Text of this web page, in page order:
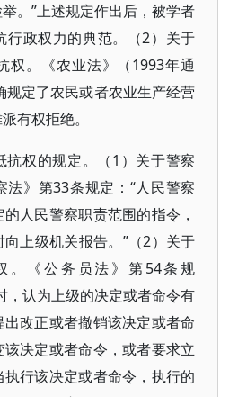
。”上述规定作出后，被学者
行政权力的典范。（2）关于
权。《农业法》（1993年通
规定了农民或者农业生产经营
有权拒绝。
抗权的规定。（1）关于警察
法》第33条规定：“人民警察
人民警察职责范围的指令，
上级机关报告。”（2）关于
。《公务员法》第54条规
，认为上级的决定或者命令有
改正或者撤销该决定或者命
决定或者命令，或者要求立
行该决定或者命令，执行的